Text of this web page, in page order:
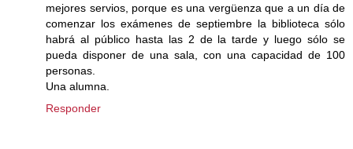
mejores servios, porque es una vergüenza que a un día de
comenzar los exámenes de septiembre la biblioteca sólo
habrá al público hasta las 2 de la tarde y luego sólo se
pueda disponer de una sala, con una capacidad de 100
personas.
Una alumna.
Responder